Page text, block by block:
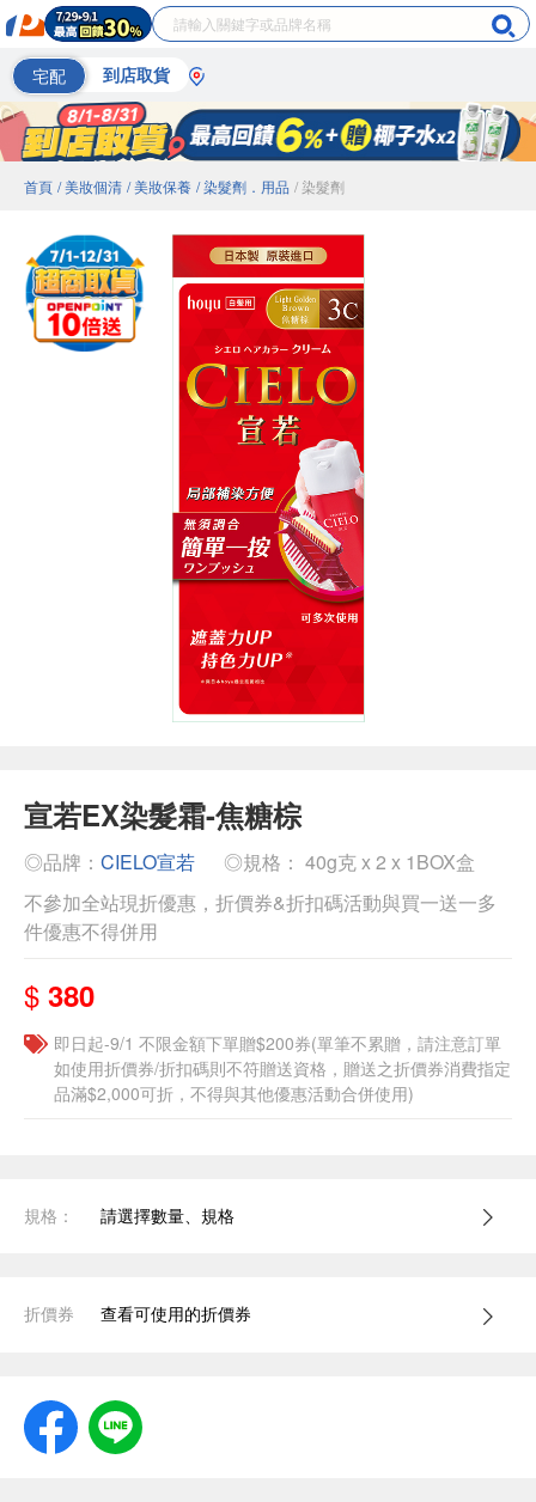
宅配 到店取貨
首頁 / 美妝個清 / 美妝保養 / 染髮劑．用品 / 染髮劑
宣若EX染髮霜-焦糖棕
◎品牌： CIELO宣若
◎規格： 40g克 x 2 x 1BOX盒
不參加全站現折優惠，折價券&折扣碼活動與買一送一多
件優惠不得併用
$ 380
即日起-9/1 不限金額下單贈$200券(單筆不累贈，請注意訂單
如使用折價券/折扣碼則不符贈送資格，贈送之折價券消費指定
品滿$2,000可折，不得與其他優惠活動合併使用)
規格： 請選擇數量、規格
折價券 查看可使用的折價券